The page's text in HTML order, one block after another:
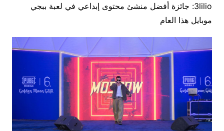
3lilio: جائزة أفضل منشئ محتوى إبداعي في لعبة ببجي
موبايل هذا العام